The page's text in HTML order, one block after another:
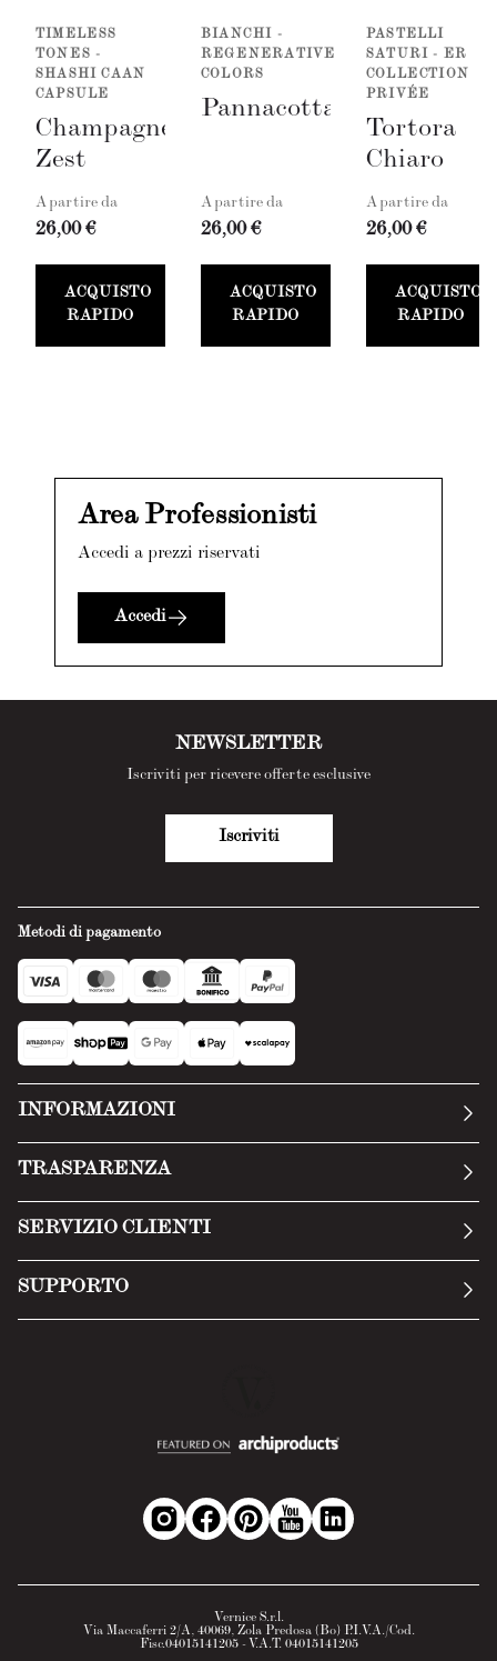
TIMELESS
TONES -
SHASHI CAAN
CAPSULE
Champagne
Zest
A partire da
26,00 €
ACQUISTO
RAPIDO
BIANCHI -
REGENERATIVE
COLORS
Pannacotta
A partire da
26,00 €
ACQUISTO
RAPIDO
PASTELLI
SATURI - ER
COLLECTION
PRIVÉE
Tortora
Chiaro
A partire da
26,00 €
ACQUISTO
RAPIDO
Area Professionisti
Accedi a prezzi riservati
Accedi
Metodi di pagamento
INFORMAZIONI
TRASPARENZA
Privacy Policy
SERVIZIO CLIENTI
SUPPORTO
NEWSLETTER
Iscriviti per ricevere offerte esclusive
Iscriviti
Vernice S.r.l.
Via Maccaferri 2/A, 40069, Zola Predosa (Bo) P.I.V.A./Cod.
Fisc.04015141205 - V.A.T. 04015141205